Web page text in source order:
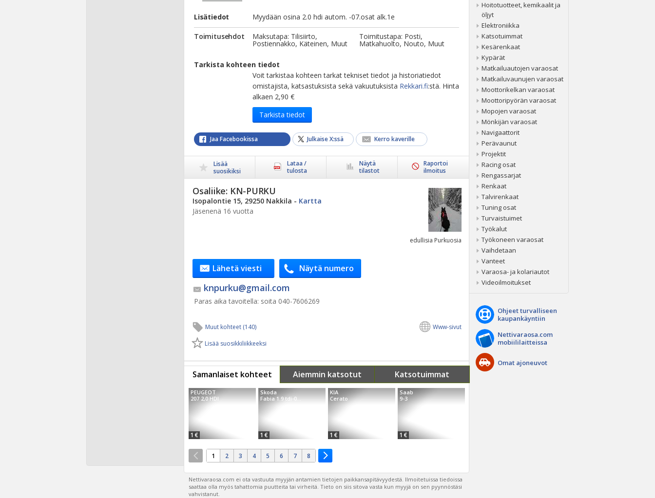
Lisätiedot Myydään osina 2.0 hdi autom. -07.osat alk.1e
Toimitusehdot Maksutapa: Tilisiirto,
Postiennakko, Käteinen, Muut
Toimitustapa: Posti,
Matkahuolto, Nouto, Muut
Tarkista kohteen tiedot
Voit tarkistaa kohteen tarkat tekniset tiedot ja historiatiedot
omistajista, katsastuksista sekä vakuutuksista Rekkari.fi:stä. Hinta
alkaen 2,90 €
Tarkista tiedot
Jaa Facebookissa Julkaise X:ssä Kerro kaverille
Lisää
suosikiksi
Lataa /
tulosta
Näytä
tilastot
Raportoi
ilmoitus
edullisia Purkuosia
Osaliike: KN-PURKU
Isopalontie 15, 29250 Nakkila - Kartta
Jäsenenä 16 vuotta
Lähetä viesti Näytä numero
knpurku@​gmail.com
Paras aika tavoitella: soita 040-7606269
Muut kohteet (140)
Lisää suosikkiliikkeeksi
Www-sivut
Samanlaiset kohteet Aiemmin katsotut Katsotuimmat
PEUGEOT
207 2,0 HDI
1 €
Skoda
Fabia 1.9 tdi-0...
1 €
KIA
Cerato
1 €
Saab
9-3
1 €
1 2 3 4 5 6 7 8
Nettivaraosa.com ei ota vastuuta myyjän antamien tietojen paikkansapitävyydestä. Ilmoitetuissa tiedoissa
saattaa olla myös tahattomia puutteita tai virheitä. Tieto on siis sitova vasta kun myyjä on sen pyynnöstäsi
vahvistanut.
Hoitotuotteet, kemikaalit ja
öljyt
Elektroniikka
Katsotuimmat
Kesärenkaat
Kypärät
Matkailuautojen varaosat
Matkailuvaunujen varaosat
Moottorikelkan varaosat
Moottoripyörän varaosat
Mopojen varaosat
Mönkijän varaosat
Navigaattorit
Perävaunut
Projektit
Racing osat
Rengassarjat
Renkaat
Talvirenkaat
Tuning osat
Turvaistuimet
Työkalut
Työkoneen varaosat
Vaihdetaan
Vanteet
Varaosa- ja kolariautot
Videoilmoitukset
Ohjeet turvalliseen
kaupankäyntiin
Nettivaraosa.com
mobiililaitteissa
Omat ajoneuvot